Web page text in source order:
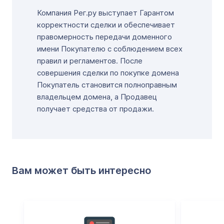
Компания Рег.ру выступает Гарантом
корректности сделки и обеспечивает
правомерность передачи доменного
имени Покупателю с соблюдением всех
правил и регламентов. После
совершения сделки по покупке домена
Покупатель становится полноправным
владельцем домена, а Продавец
получает средства от продажи.
Вам может быть интересно